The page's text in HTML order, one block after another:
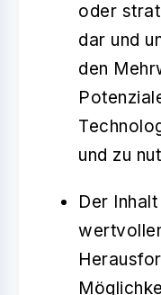
oder
dar und
den
und zu
Der